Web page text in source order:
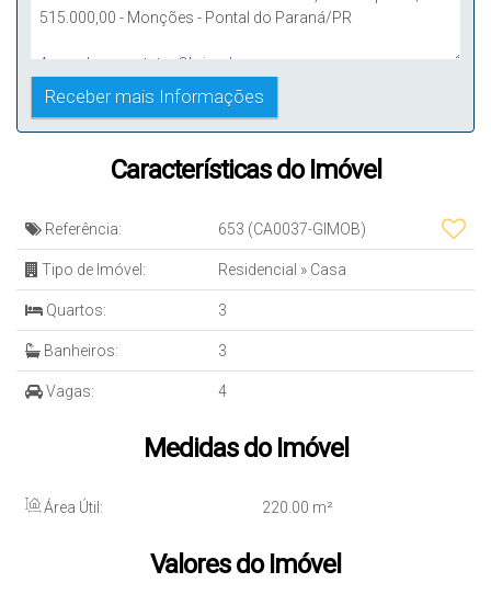
Características do Imóvel
Referência: 653 (CA0037-GIMOB)
Tipo de Imóvel: Residencial » Casa
Quartos: 3
Banheiros: 3
Vagas: 4
Medidas do Imóvel
Área Útil: 220.00 m²
Valores do Imóvel